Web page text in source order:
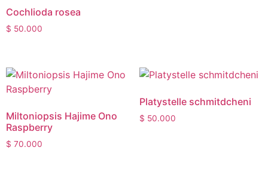
Cochlioda rosea
$ 50.000
Miltoniopsis Hajime Ono
Raspberry
$ 70.000
Platystelle schmitdcheni
$ 50.000